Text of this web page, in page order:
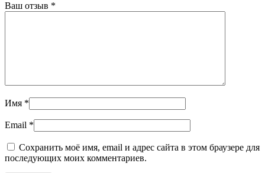
Ваш отзыв *
Имя *
Email *
Сохранить моё имя, email и адрес сайта в этом браузере для
последующих моих комментариев.